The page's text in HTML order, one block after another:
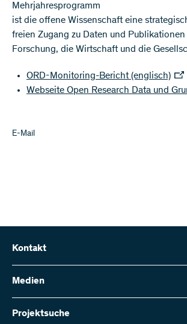
Mehrjahresprogramm
ist die offene Wissenschaft eine
freien Zugang zu Daten und
Forschung, die Wirtschaft und die
ORD-Monitoring-Bericht (englisch)
Webseite Open Research Data und
E-Mail
Kontakt
Schweizerischer Nationalfonds (SNF)
Wildhainweg 3
Kontakt aufnehmen
Medien
Medienauskünfte
Jahresbericht
Projektsuche